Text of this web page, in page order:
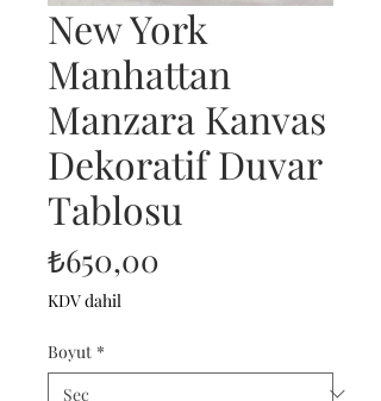
New York
Manhattan
Manzara Kanvas
Dekoratif Duvar
Tablosu
₺650,00
KDV dahil
Boyut *